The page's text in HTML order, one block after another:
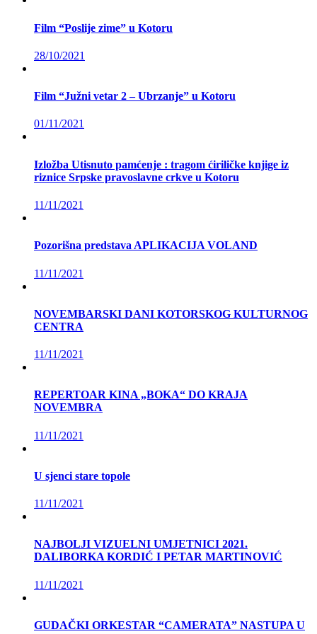
Film “Poslije zime” u Kotoru
28/10/2021
Film “Južni vetar 2 – Ubrzanje” u Kotoru
01/11/2021
Izložba Utisnuto pamćenje : tragom ćiriličke knjige iz
riznice Srpske pravoslavne crkve u Kotoru
11/11/2021
Pozorišna predstava APLIKACIJA VOLAND
11/11/2021
NOVEMBARSKI DANI KOTORSKOG KULTURNOG
CENTRA
11/11/2021
REPERTOAR KINA „BOKA“ DO KRAJA
NOVEMBRA
11/11/2021
U sjenci stare topole
11/11/2021
NAJBOLJI VIZUELNI UMJETNICI 2021.
DALIBORKA KORDIĆ I PETAR MARTINOVIĆ
11/11/2021
GUDAČKI ORKESTAR “CAMERATA” NASTUPA U